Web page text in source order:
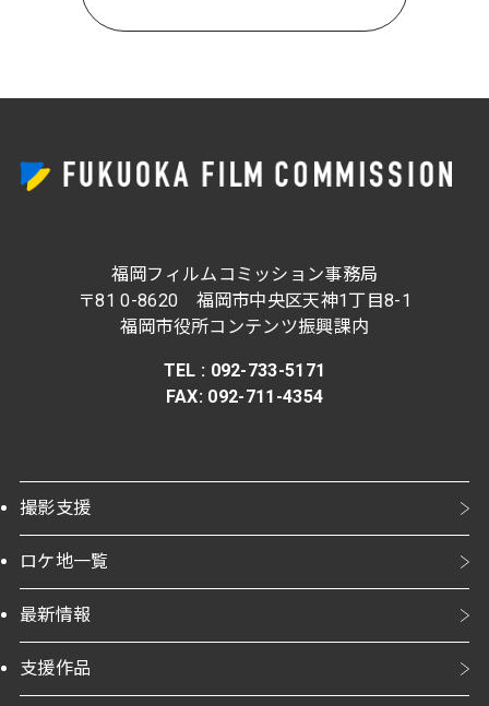
福岡フィルムコミッション事務局
〒81 0-8620 福岡市中央区天神1丁目8-1
福岡市役所コンテンツ振興課内
TEL : 092-733-5171
FAX: 092-711-4354
撮影支援
ロケ地一覧
最新情報
支援作品